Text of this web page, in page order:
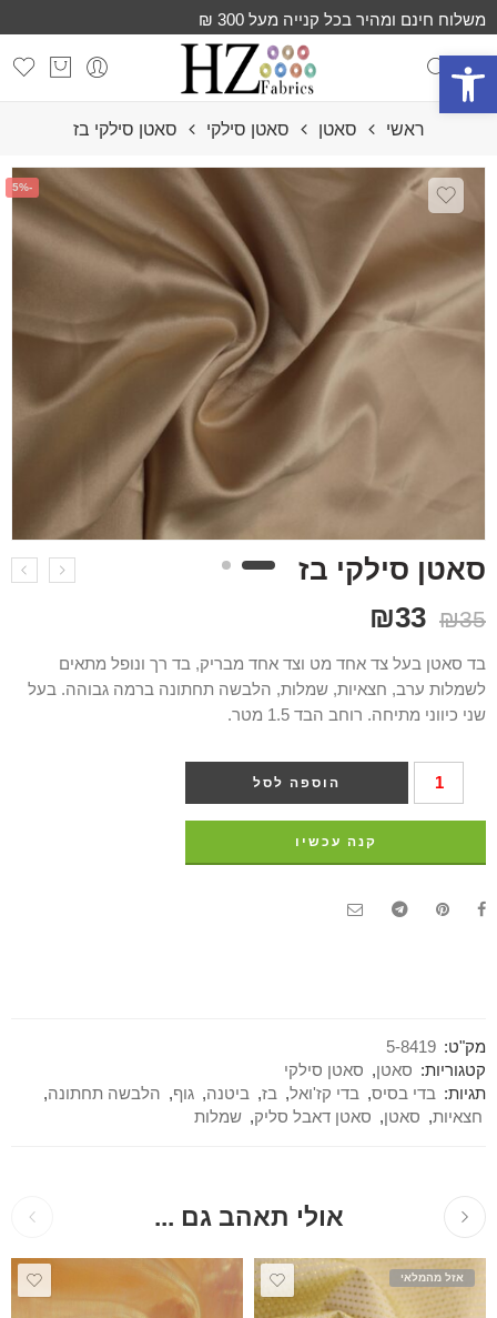
פתח סרגל נגישות
משלוח חינם ומהיר בכל קנייה מעל 300 ₪
ראשי סאטן סאטן סילקי סאטן סילקי בז
-5%
סאטן סילקי בז
₪35
₪33
בד סאטן בעל צד אחד מט וצד אחד מבריק, בד רך ונופל מתאים
לשמלות ערב, חצאיות, שמלות, הלבשה תחתונה ברמה גבוהה. בעל
שני כיווני מתיחה. רוחב הבד 1.5 מטר.
הוספה לסל
קנה עכשיו
מק"ט: 5-8419
קטגוריות: סאטן, סאטן סילקי
תגיות: בדי בסיס, בדי קז'ואל, בז, ביטנה, גוף, הלבשה תחתונה,
חצאיות, סאטן, סאטן דאבל סליק, שמלות
אולי תאהב גם ...
אזל מהמלאי